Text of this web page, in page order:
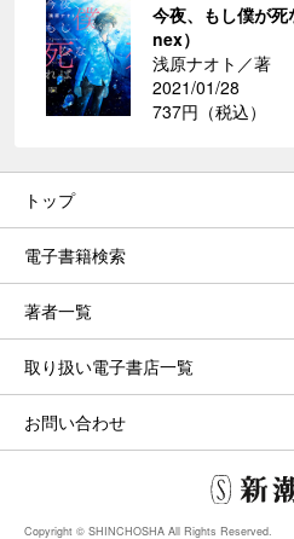
今夜、もし僕が
nex）
浅原ナオト／著
2021/01/28
737円（税込）
トップ
電子書籍検索
著者一覧
取り扱い電子書店一覧
お問い合わせ
Copyright © SHINCHOSHA All Rights Reserved.